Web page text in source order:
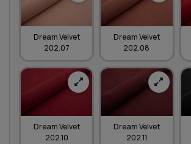
Dream Velvet
202.07
Dream Velvet
202.08
Dream Velvet
202.10
Dream Velvet
202.11